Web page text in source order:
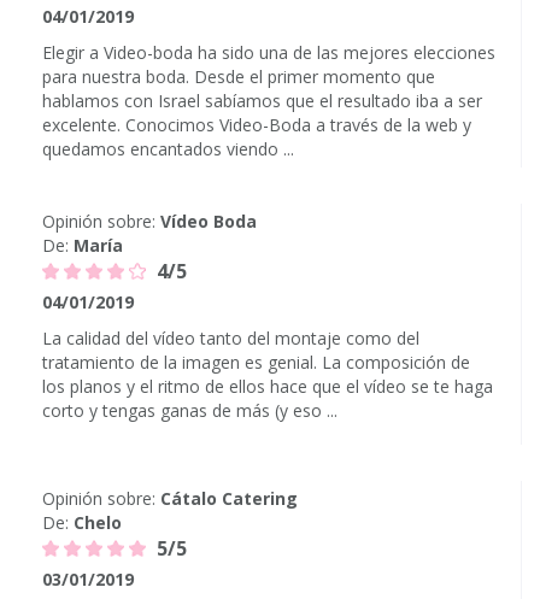
04/01/2019
Elegir a Video-boda ha sido una de las mejores elecciones
para nuestra boda. Desde el primer momento que
hablamos con Israel sabíamos que el resultado iba a ser
excelente. Conocimos Video-Boda a través de la web y
quedamos encantados viendo ...
Opinión sobre: Vídeo Boda
De: María
4/5
04/01/2019
La calidad del vídeo tanto del montaje como del
tratamiento de la imagen es genial. La composición de
los planos y el ritmo de ellos hace que el vídeo se te haga
corto y tengas ganas de más (y eso ...
Opinión sobre: Cátalo Catering
De: Chelo
5/5
03/01/2019